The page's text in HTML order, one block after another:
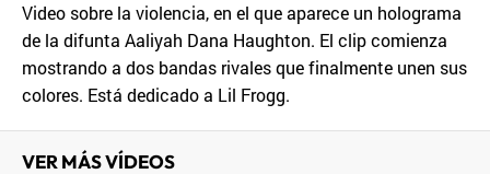
Video sobre la violencia, en el que aparece un holograma
de la difunta Aaliyah Dana Haughton. El clip comienza
mostrando a dos bandas rivales que finalmente unen sus
colores. Está dedicado a Lil Frogg.
VER MÁS VÍDEOS